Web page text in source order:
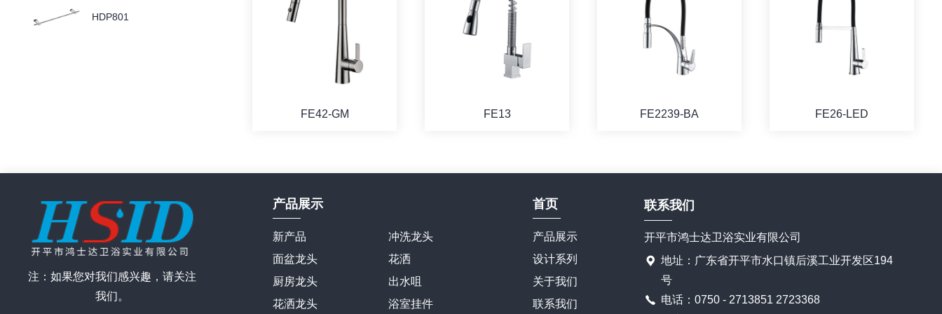
HDP801
FE42-GM FE13 FE2239-BA FE26-LED
注：如果您对我们感兴趣，请关注
我们。
产品展示
新产品
面盆龙头
厨房龙头
花洒龙头
冲洗龙头
花洒
出水咀
浴室挂件
首页
产品展示
设计系列
关于我们
联系我们
联系我们
开平市鸿士达卫浴实业有限公司
地址：广东省开平市水口镇后溪工业开发区194
号
电话：0750 - 2713851 2723368